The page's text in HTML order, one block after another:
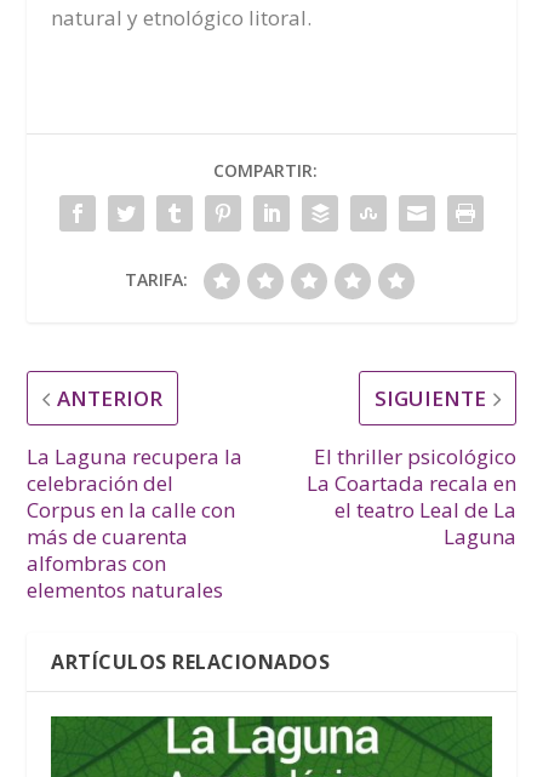
natural y etnológico litoral.
COMPARTIR:
TARIFA:
ANTERIOR
La Laguna recupera la
celebración del
Corpus en la calle con
más de cuarenta
alfombras con
elementos naturales
SIGUIENTE
El thriller psicológico
La Coartada recala en
el teatro Leal de La
Laguna
ARTÍCULOS RELACIONADOS